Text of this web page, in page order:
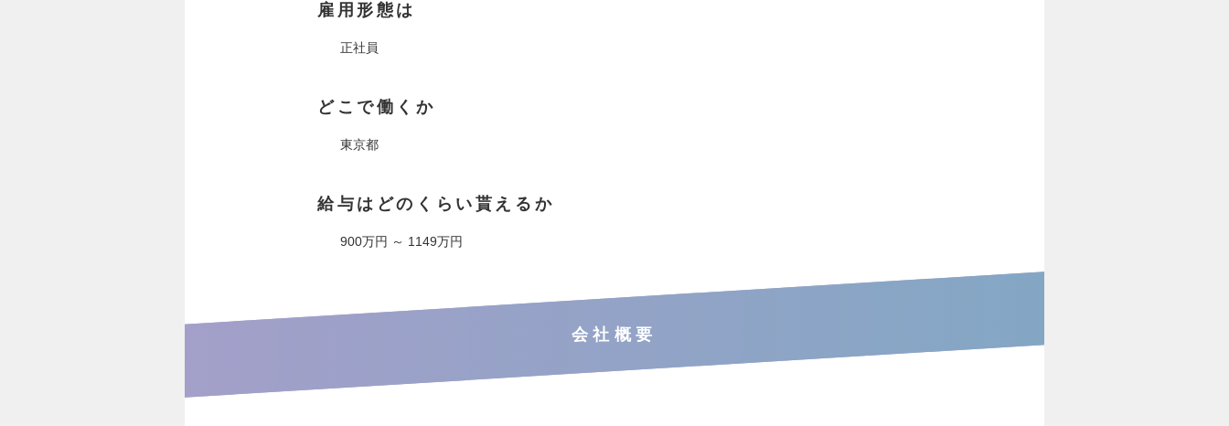
雇用形態は
正社員
どこで働くか
東京都
給与はどのくらい貰えるか
900万円 ～ 1149万円
会社概要